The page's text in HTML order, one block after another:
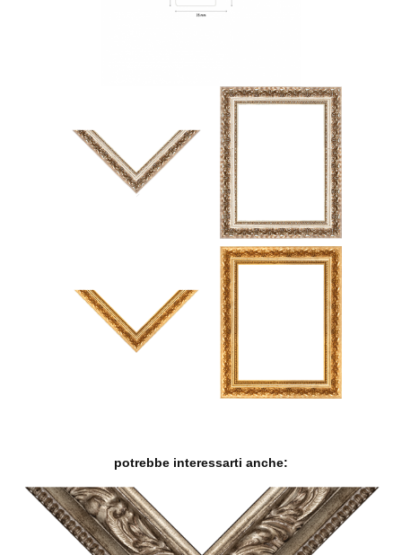
potrebbe interessarti anche: